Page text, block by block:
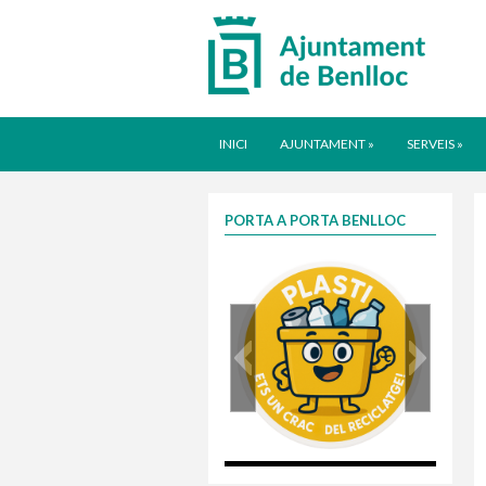
INICI AJUNTAMENT » SERVEIS »
PORTA A PORTA BENLLOC